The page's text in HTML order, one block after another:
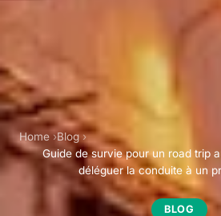
Home
Blog
Guide de survie pour un road trip
déléguer la conduite à un
BLOG